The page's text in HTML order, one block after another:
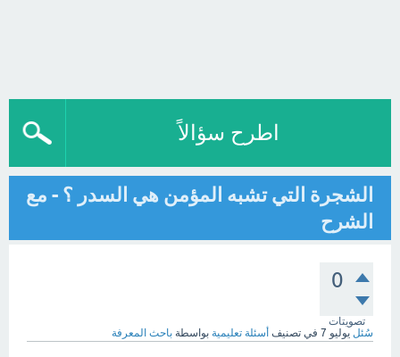
اطرح سؤالاً
الشجرة التي تشبه المؤمن هي السدر ؟ - مع
الشرح
0
تصويتات
سُئل يوليو 7 في تصنيف أسئلة تعليمية بواسطة باحث المعرفة